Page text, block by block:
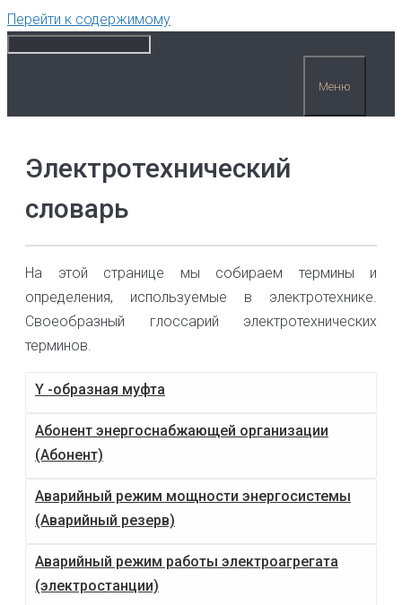
Перейти к содержимому
Меню
Электротехнический
словарь
На этой странице мы собираем термины и
определения, используемые в электротехнике.
Своеобразный глоссарий электротехнических
терминов.
Y -образная муфта
Абонент энергоснабжающей организации
(Абонент)
Аварийный режим мощности энергосистемы
(Аварийный резерв)
Аварийный режим работы электроагрегата
(электростанции)